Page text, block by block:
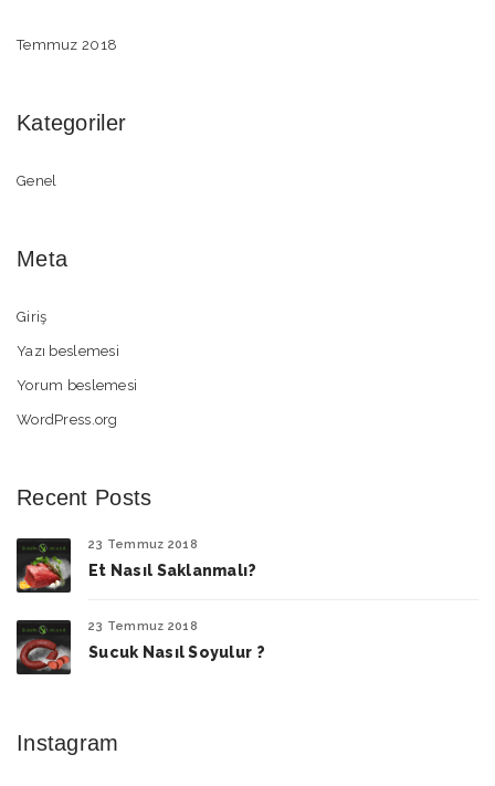
Temmuz 2018
Kategoriler
Genel
Meta
Giriş
Yazı beslemesi
Yorum beslemesi
WordPress.org
Recent Posts
23 Temmuz 2018
Et Nasıl Saklanmalı?
23 Temmuz 2018
Sucuk Nasıl Soyulur ?
Instagram